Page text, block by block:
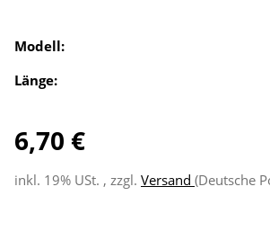
Modell:
Länge:
6,70 €
inkl. 19% USt. , zzgl. Versand (Deutsche